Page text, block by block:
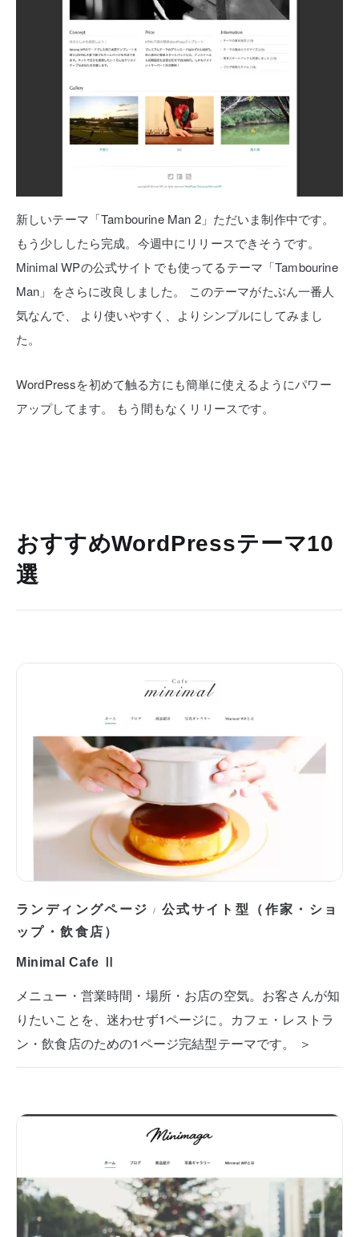
新しいテーマ「Tambourine Man 2」ただいま制作中です。
もう少ししたら完成。今週中にリリースできそうです。
Minimal WPの公式サイトでも使ってるテーマ「Tambourine
Man」をさらに改良しました。
このテーマがたぶん一番人
気なんで、
より使いやすく、よりシンプルにしてみまし
た。
WordPressを初めて触る方にも簡単に使えるようにパワー
アップしてます。
もう間もなくリリースです。
おすすめWordPressテーマ10
選
ランディングページ / 公式サイト型（作家・ショ
ップ・飲食店）
Minimal Cafe Ⅱ
メニュー・営業時間・場所・お店の空気。お客さんが知
りたいことを、迷わせず1ページに。カフェ・レストラ
ン・飲食店のための1ページ完結型テーマです。 ＞